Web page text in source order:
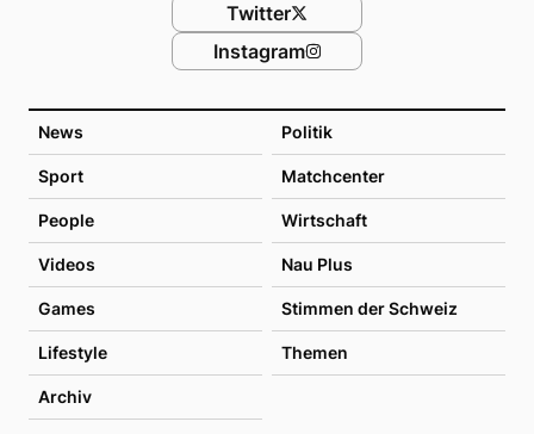
News Politik
Sport Matchcenter
People Wirtschaft
Videos Nau Plus
Games Stimmen der Schweiz
Lifestyle Themen
Archiv
Twitter
Instagram